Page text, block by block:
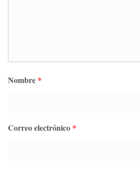
Nombre *
Correo electrónico *